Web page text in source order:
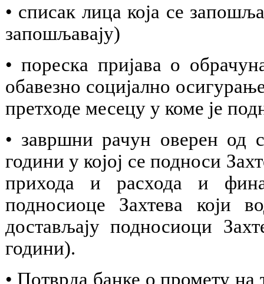
• списак лица која се
запошљавају)
• пореска пријава о
обавезно социјално
претходе месецу у коме је
• завршни рачун оверен од
години у којој се подноси
прихода и расхода и
подносиоце Захтева који
достављају подносиоци
години).
• Потврда банке о промету